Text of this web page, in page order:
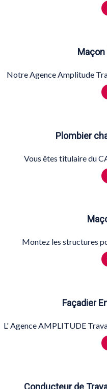
Maçon
Notre Agence Amplitude
Plombier
Vous êtes titulaire du
Montez les structures
Façadier
L' Agence AMPLITUDE
Conducteur de